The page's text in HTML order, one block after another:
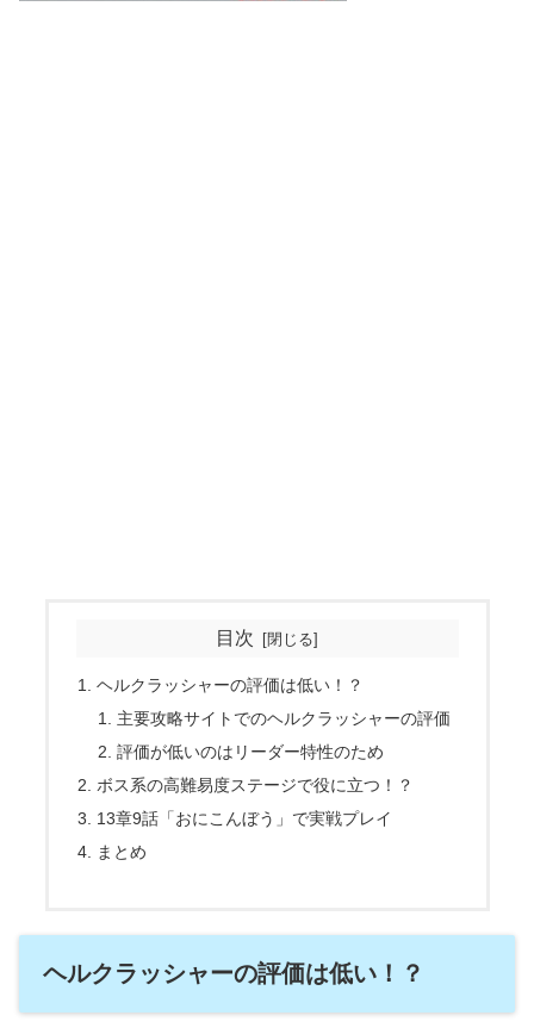
目次
ヘルクラッシャーの評価は低い！？
主要攻略サイトでのヘルクラッシャーの評価
評価が低いのはリーダー特性のため
ボス系の高難易度ステージで役に立つ！？
13章9話「おにこんぼう」で実戦プレイ
まとめ
ヘルクラッシャーの評価は低い！？